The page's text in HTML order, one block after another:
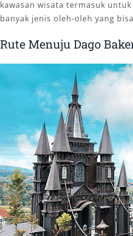
kawasan wisata termasuk
banyak jenis oleh-oleh yang
Rute Menuju Dago